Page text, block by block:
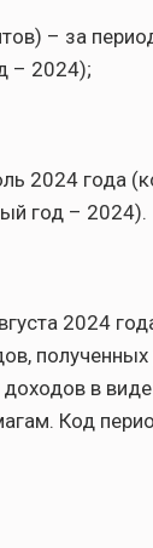
– за
– 2024);
2024 года
год – 2024).
2024
доходов в
Код